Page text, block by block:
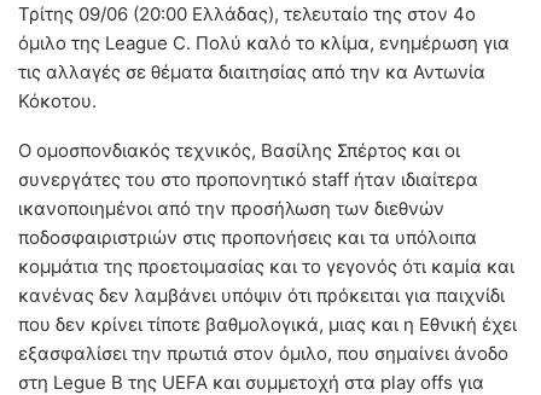
Τρίτης 09/06 (20:00 Ελλάδας), τελευταίο της στον 4ο
όμιλο της League C. Πολύ καλό το κλίμα, ενημέρωση για
τις αλλαγές σε θέματα διαιτησίας από την κα Αντωνία
Κόκοτου.
Ο ομοσπονδιακός τεχνικός, Βασίλης Σπέρτος και οι
συνεργάτες του στο προπονητικό staff ήταν ιδιαίτερα
ικανοποιημένοι από την προσήλωση των διεθνών
ποδοσφαιριστριών στις προπονήσεις και τα υπόλοιπα
κομμάτια της προετοιμασίας και το γεγονός ότι καμία και
κανένας δεν λαμβάνει υπόψιν ότι πρόκειται για παιχνίδι
που δεν κρίνει τίποτε βαθμολογικά, μιας και η Εθνική έχει
εξασφαλίσει την πρωτιά στον όμιλο, που σημαίνει άνοδο
στη Legue B της UEFA και συμμετοχή στα play offs για